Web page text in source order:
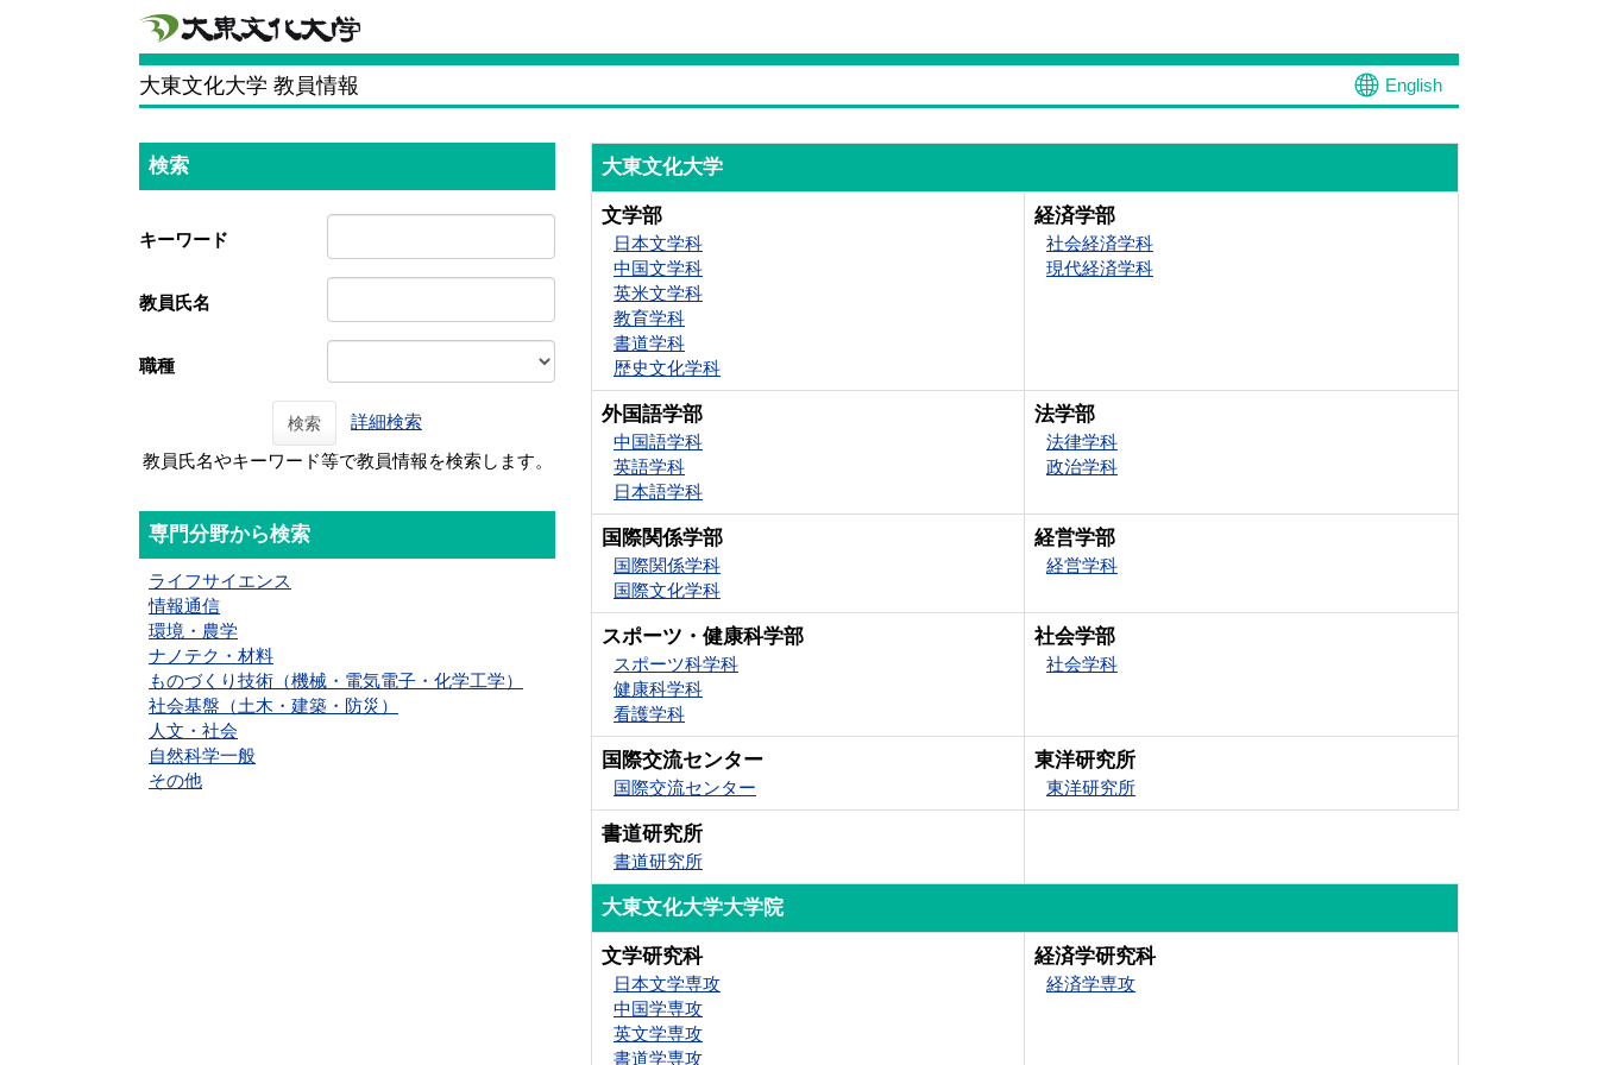
大東文化大学 教員情報 English
検索
キーワード
教員氏名
職種
検索
詳細検索
教員氏名やキーワード等で教員情報を検索します。
専門分野から検索
ライフサイエンス
情報通信
環境・農学
ナノテク・材料
ものづくり技術（機械・電気電子・化学工学）
社会基盤（土木・建築・防災）
人文・社会
自然科学一般
その他
大東文化大学
文学部
日本文学科
中国文学科
英米文学科
教育学科
書道学科
歴史文化学科
経済学部
社会経済学科
現代経済学科
外国語学部
中国語学科
英語学科
日本語学科
法学部
法律学科
政治学科
国際関係学部
国際関係学科
国際文化学科
経営学部
経営学科
スポーツ・健康科学部
スポーツ科学科
健康科学科
看護学科
社会学部
社会学科
国際交流センター
国際交流センター
東洋研究所
東洋研究所
書道研究所
書道研究所
大東文化大学大学院
文学研究科
日本文学専攻
中国学専攻
英文学専攻
書道学専攻
経済学研究科
経済学専攻